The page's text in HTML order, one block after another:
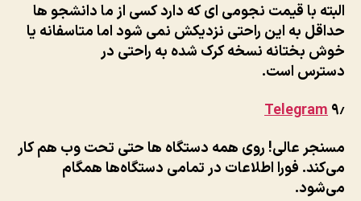
البته با قیمت نجومی ای که دارد کسی از ما دانشجو ها
حداقل به این راحتی نزدیکش نمی شود اما متاسفانه یا
خوش بختانه نسخه کرک شده به راحتی در
دسترس است.
۹٫Telegram
مسنجر عالی! روی همه دستگاه ها حتی تحت وب هم کار
می‌کند. فورا اطلاعات در تمامی دستگاه‌ها همگام
می‌شود.